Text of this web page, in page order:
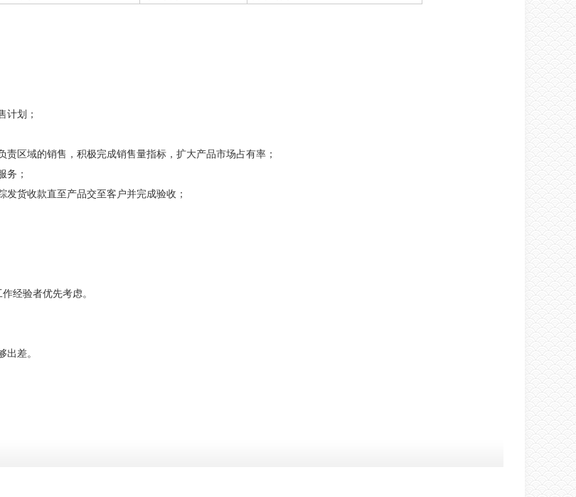
计划；
区域的销售，积极完成销售量指标，扩大产品市场占有率；
务；
货收款直至产品交至客户并完成验收；
经验者优先考虑。
差。